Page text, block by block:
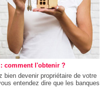
comment l'obtenir ?
bien devenir propriétaire de votre
entendez dire que les banques